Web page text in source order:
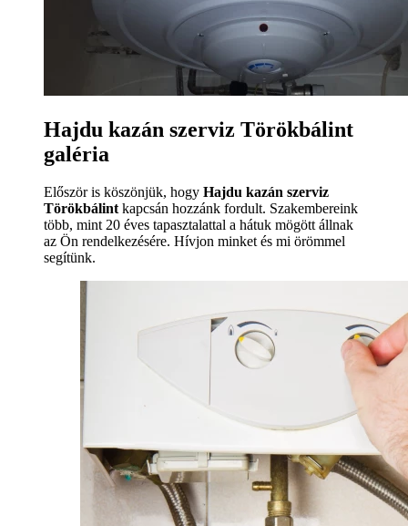
Hajdu kazán szerviz Törökbálint
galéria
Először is köszönjük, hogy Hajdu kazán szerviz
Törökbálintkapcsán hozzánk fordult. Szakembereink
több, mint 20 éves tapasztalattal a hátuk mögött állnak
az Ön rendelkezésére. Hívjon minket és mi örömmel
segítünk.